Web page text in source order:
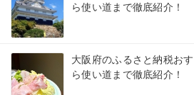
ら使い道まで徹底紹介！
大阪府のふるさと納税お
ら使い道まで徹底紹介！